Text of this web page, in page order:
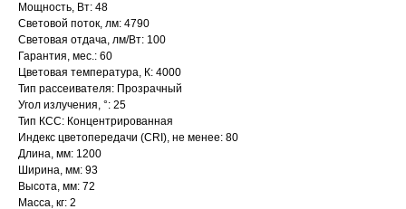
Мощность, Вт: 48
Световой поток, лм: 4790
Световая отдача, лм/Вт: 100
Гарантия, мес.: 60
Цветовая температура, К: 4000
Тип рассеивателя: Прозрачный
Угол излучения, °: 25
Тип КСС: Концентрированная
Индекс цветопередачи (CRI), не менее: 80
Длина, мм: 1200
Ширина, мм: 93
Высота, мм: 72
Масса, кг: 2